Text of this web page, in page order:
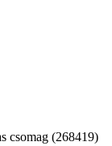
csomag (268419)